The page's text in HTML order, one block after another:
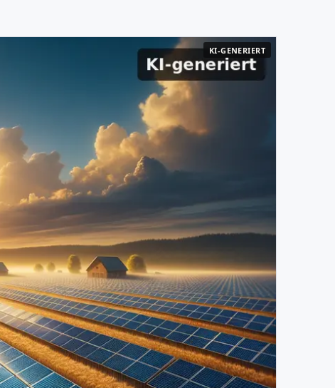
KI-GENERIERT